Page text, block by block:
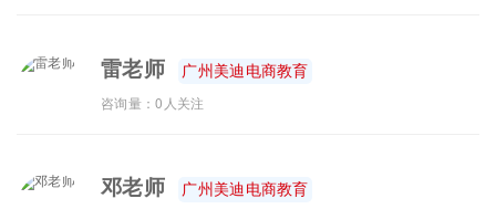
雷老师 广州美迪电商教育
咨询量：0人关注
邓老师 广州美迪电商教育